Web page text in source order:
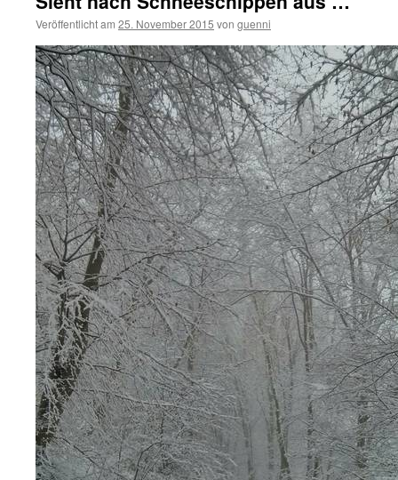
Veröffentlicht am 25. November 2015 von guenni